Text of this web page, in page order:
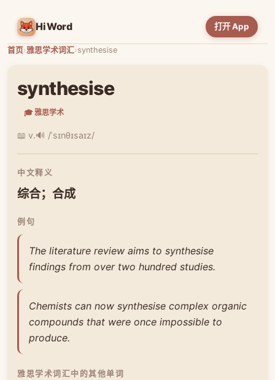
HiWord 打开 App
首页›雅思学术词汇›synthesise
synthesise
🎓 雅思学术
📖 v.🔊 /ˈsɪnθɪsaɪz/
中文释义
综合；合成
例句
The literature review aims to synthesise
findings from over two hundred studies.
Chemists can now synthesise complex organic
compounds that were once impossible to
produce.
雅思学术词汇中的其他单词